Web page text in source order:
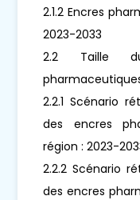
2.1.2 Encres
2023-2033
2.2 Taille
2.2.1 Scénario
des encres
région : 2023-
2.2.2 Scénario
des encres